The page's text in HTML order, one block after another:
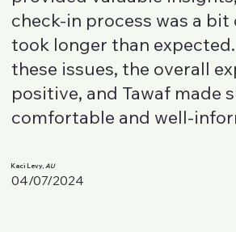
check-in process was a bit
took longer than
these issues, the overall
positive, and Tawaf made
comfortable and well-
Kaci Levy,AU
04/07/2024